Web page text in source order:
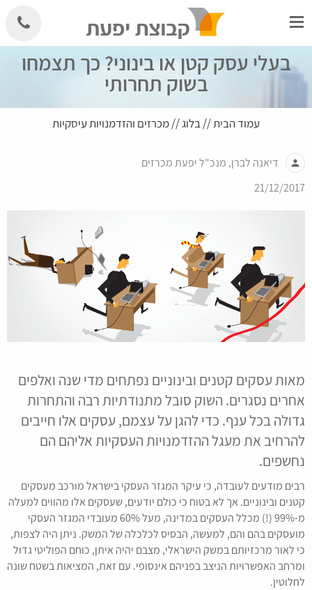
to
בעלי עסק קטן או בינוני? כך תצמחו
בשוק תחרותי
עמוד הבית//בלוג//מכרזים והזדמנויות עיסקיות
person
דיאנה לברן, מנכ"ל יפעת מכרזים
21/12/2017
מאות עסקים קטנים ובינוניים נפתחים מדי שנה ואלפים
אחרים נסגרים. השוק סובל מתנודתיות רבה והתחרות
גדולה בכל ענף. כדי להגן על עצמם, עסקים אלו חייבים
להרחיב את מעגל ההזדמנויות העסקיות אליהם הם
נחשפים.
רבים מודעים לעובדה, כי עיקר המגזר העסקי בישראל מורכב מעסקים
קטנים ובינוניים. אך לא בטוח כי כולם יודעים, שעסקים אלו מהווים למעלה
מ-99% (!) מכלל העסקים במדינה, מעל 60% מעובדי המגזר העסקי
מועסקים בהם והם, למעשה, הבסיס לכלכלה של המשק. ניתן היה לצפות,
כי לאור מרכזיותם במשק הישראלי, מצבם יהיה איתן, כוחם הפוליטי גדול
ומרחב האפשרויות הניצב בפניהם אינסופי. עם זאת, המציאות בשטח שונה
לחלוטין.